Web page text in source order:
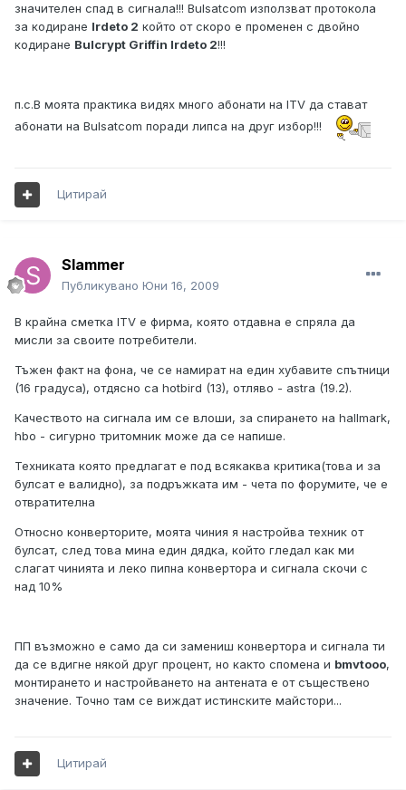
значителен спад в сигнала!!! Bulsatcom използват протокола
за кодиране Irdeto 2 който от скоро е променен с двойно
кодиране Bulcrypt Griffin Irdeto 2!!!
п.с.В моята практика видях много абонати на ITV да стават
абонати на Bulsatcom поради липса на друг избор!!!
Цитирай
Slammer
Публикувано Юни 16, 2009
В крайна сметка ITV е фирма, която отдавна е спряла да
мисли за своите потребители.
Тъжен факт на фона, че се намират на един хубавите спътници
(16 градуса), отдясно са hotbird (13), отляво - astra (19.2).
Качеството на сигнала им се влоши, за спирането на hallmark,
hbo - сигурно тритомник може да се напише.
Техниката която предлагат е под всякаква критика(това и за
булсат е валидно), за подръжката им - чета по форумите, че е
отвратителна
Относно конверторите, моята чиния я настройва техник от
булсат, след това мина един дядка, който гледал как ми
слагат чинията и леко пипна конвертора и сигнала скочи с
над 10%
ПП възможно е само да си замениш конвертора и сигнала ти
да се вдигне някой друг процент, но както спомена и bmvtooo,
монтирането и настройването на антената е от съществено
значение. Точно там се виждат истинските майстори...
Цитирай